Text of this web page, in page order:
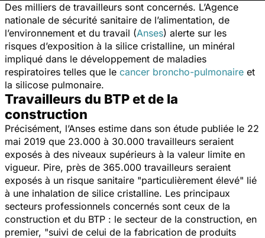
Des milliers de travailleurs sont concernés. L’Agence
nationale de sécurité sanitaire de l’alimentation, de
l’environnement et du travail (Anses) alerte sur les
risques d’exposition à la silice cristalline, un minéral
impliqué dans le développement de maladies
respiratoires telles que le cancer broncho-pulmonaire et
la silicose pulmonaire.
Travailleurs du BTP et de la
construction
Précisément, l’Anses estime dans son étude publiée le 22
mai 2019 que 23.000 à 30.000 travailleurs seraient
exposés à des niveaux supérieurs à la valeur limite en
vigueur. Pire, près de 365.000 travailleurs seraient
exposés à un risque sanitaire "particulièrement élevé" lié
à une inhalation de silice cristalline. Les principaux
secteurs professionnels concernés sont ceux de la
construction et du BTP : le secteur de la construction, en
premier, "suivi de celui de la fabrication de produits